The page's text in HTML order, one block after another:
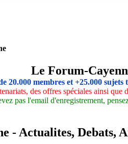
Le Forum-
20.000 membres et +25.000 sujets
des offres spéciales ainsi que
pas l'email d'enregistrement,
- Actualites, Debats,